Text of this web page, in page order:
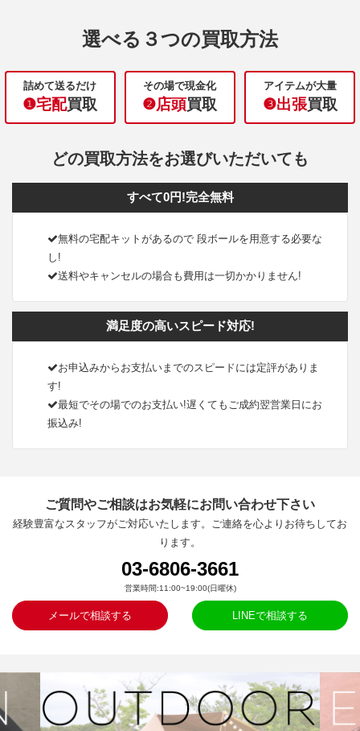
選べる３つの買取方法
詰めて送るだけ
❶宅配買取
その場で現金化
❷店頭買取
アイテムが大量
❸出張買取
どの買取方法をお選びいただいても
すべて0円!完全無料
無料の宅配キットがあるので 段ボールを用意する必要な
し!
送料やキャンセルの場合も費用は一切かかりません!
満足度の高いスピード対応!
お申込みからお支払いまでのスピードには定評がありま
す!
最短でその場でのお支払い!遅くてもご成約翌営業日にお
振込み!
ご質問やご相談はお気軽にお問い合わせ下さい
経験豊富なスタッフがご対応いたします。ご連絡を心よりお待ちしてお
ります。
03-6806-3661
営業時間:11:00~19:00(日曜休)
メールで相談する LINEで相談する